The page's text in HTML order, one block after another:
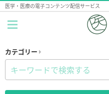
医学・医療の電子コンテンツ配信サービス
カテゴリー